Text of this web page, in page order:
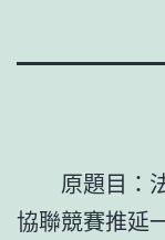
原題目：
協聯競賽推延